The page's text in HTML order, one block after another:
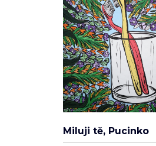
Miluji tě, Pucinko